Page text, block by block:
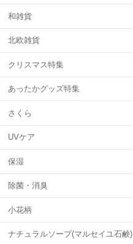
和雑貨
北欧雑貨
クリスマス特集
あったかグッズ特集
さくら
UVケア
保湿
除菌・消臭
小花柄
ナチュラルソープ(マルセイユ石鹸)